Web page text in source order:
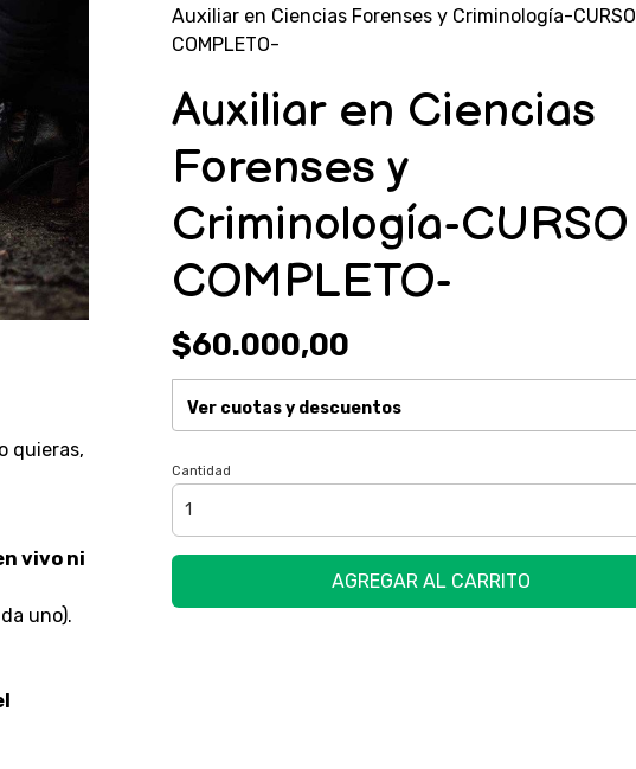
quieras,
vivo ni
uno).
Auxiliar en Ciencias Forenses y Criminología-CURSO
COMPLETO-
Auxiliar en Ciencias
Forenses y
Criminología-CURSO
COMPLETO-
$60.000,00
Ver cuotas y descuentos
Cantidad
AGREGAR AL CARRITO